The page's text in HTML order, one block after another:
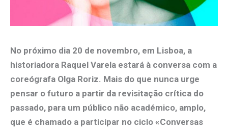
No próximo dia 20 de novembro, em Lisboa, a
historiadora Raquel Varela estará à conversa com a
coreógrafa Olga Roriz. Mais do que nunca urge
pensar o futuro a partir da revisitação crítica do
passado, para um público não académico, amplo,
que é chamado a participar no ciclo «Conversas